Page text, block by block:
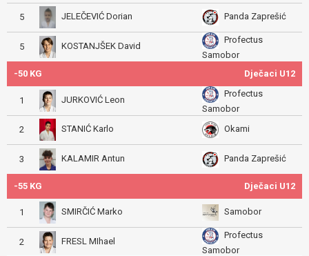
5 JELEČEVIĆ Dorian Panda Zaprešić
5 KOSTANJŠEK David
Profectus
Samobor
-50 KG
Dječaci U12
1 JURKOVIĆ Leon
Profectus
Samobor
2
STANIĆ Karlo Okami
3 KALAMIR Antun Panda Zaprešić
-55 KG Dječaci U12
1 SMIRČIĆ Marko Samobor
2 FRESL MIhael
Profectus
Samobor